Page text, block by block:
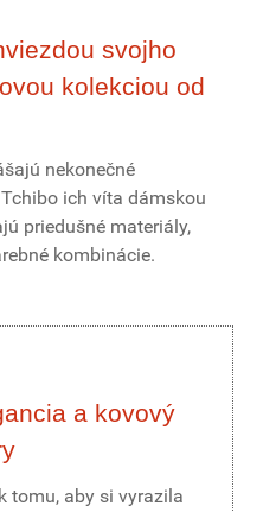
svojho
kolekciou od
nekonečné
ich víta dámskou
priedušné materiály,
kombinácie.
a kovový
tomu, aby si vyrazila